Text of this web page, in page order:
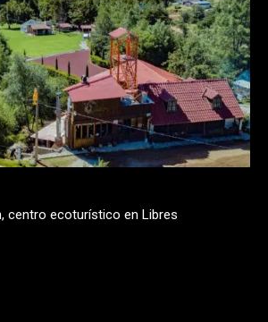
centro ecoturístico en Libres